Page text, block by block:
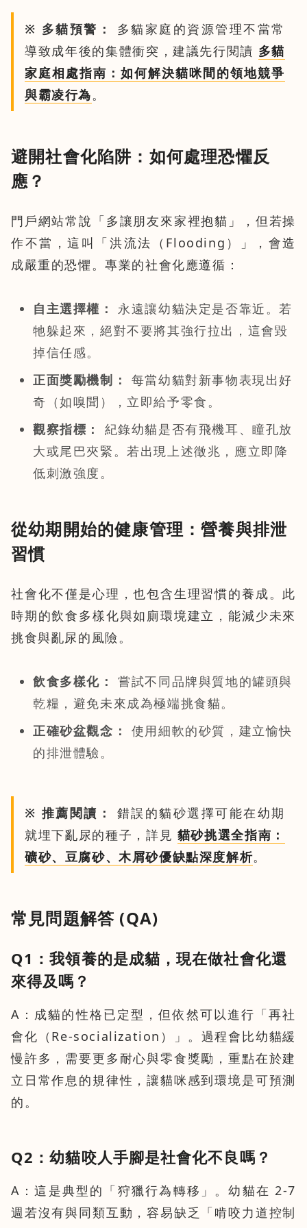
※ 多貓預警：
多貓家庭的資源管理不當常
導致成年後的集體衝突，建議先行閱讀 多貓
家庭相處指南：如何解決貓咪間的領地競爭
與霸凌行為。
避開社會化陷阱：如何處理恐懼反
應？
門戶網站常說「多讓朋友來家裡抱貓」，但若操
作不當，這叫「洪流法（Flooding）」，會造
成嚴重的恐懼。專業的社會化應遵循：
自主選擇權：
永遠讓幼貓決定是否靠近。若
牠躲起來，絕對不要將其強行拉出，這會毀
掉信任感。
正面獎勵機制：
每當幼貓對新事物表現出好
奇（如嗅聞），立即給予零食。
觀察指標：
紀錄幼貓是否有飛機耳、瞳孔放
大或尾巴夾緊。若出現上述徵兆，應立即降
低刺激強度。
從幼期開始的健康管理：營養與排泄
習慣
社會化不僅是心理，也包含生理習慣的養成。此
時期的飲食多樣化與如廁環境建立，能減少未來
挑食與亂尿的風險。
飲食多樣化：
嘗試不同品牌與質地的罐頭與
乾糧，避免未來成為極端挑食貓。
正確砂盆觀念：
使用細軟的砂質，建立愉快
的排泄體驗。
※ 推薦閱讀：
錯誤的貓砂選擇可能在幼期
就埋下亂尿的種子，詳見 貓砂挑選全指南：
礦砂、豆腐砂、木屑砂優缺點深度解析。
常見問題解答 (QA)
Q1：我領養的是成貓，現在做社會化還
來得及嗎？
A：成貓的性格已定型，但依然可以進行「再社
會化（Re-socialization）」。過程會比幼貓緩
慢許多，需要更多耐心與零食獎勵，重點在於建
立日常作息的規律性，讓貓咪感到環境是可預測
的。
Q2：幼貓咬人手腳是社會化不良嗎？
A：這是典型的「狩獵行為轉移」。幼貓在 2-7
週若沒有與同類互動，容易缺乏「啃咬力道控制